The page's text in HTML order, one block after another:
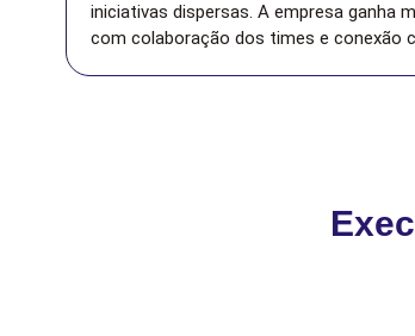
iniciativas dispersas. A empresa ganha
com colaboração dos times e conexão